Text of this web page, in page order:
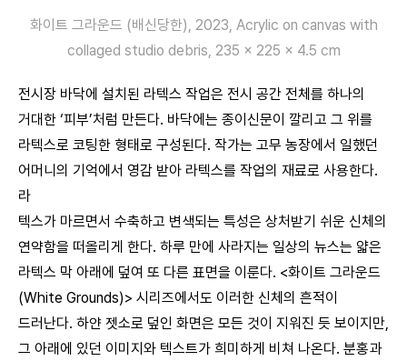
화이트 그라운드 (배신당한), 2023, Acrylic on canvas with
collaged studio debris, 235 x 225 x 4.5 cm
전시장 바닥에 설치된 라텍스 작업은 전시 공간 전체를 하나의
거대한 ‘피부’처럼 만든다. 바닥에는 종이신문이 깔리고 그 위를
라텍스로 코팅한 형태로 구성된다. 작가는 고무 농장에서 일했던
어머니의 기억에서 영감 받아 라텍스를 작업의 재료로 사용한다.
라
텍스가 마르면서 수축하고 변색되는 특성은 상처받기 쉬운 신체의
연약함을 떠올리게 한다. 하루 만에 사라지는 일상의 뉴스는 얇은
라텍스 막 아래에 덮여 또 다른 표면을 이룬다. <화이트 그라운드
(White Grounds)> 시리즈에서도 이러한 신체의 흔적이
드러난다. 하얀 젯소로 덮인 화면은 모든 것이 지워진 듯 보이지만,
그 아래에 있던 이미지와 텍스트가 희미하게 비쳐 나온다. 분홍과